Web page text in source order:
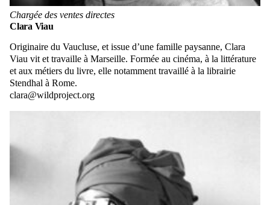
Chargée des ventes directes
Clara Viau
Originaire du Vaucluse, et issue d’une famille paysanne, Clara
Viau vit et travaille à Marseille. Formée au cinéma, à la littérature
et aux métiers du livre, elle notamment travaillé à la librairie
Stendhal à Rome.
clara@wildproject.org